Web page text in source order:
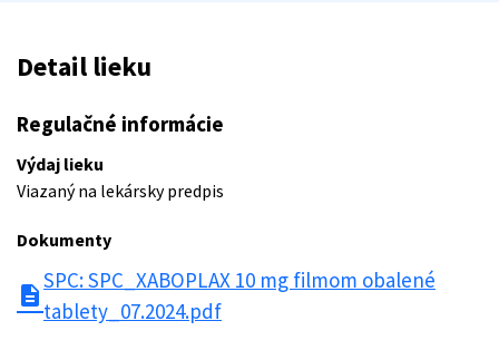
Detail lieku
Regulačné informácie
Výdaj lieku
Viazaný na lekársky predpis
Dokumenty
description
SPC: SPC_XABOPLAX 10 mg filmom obalené
tablety_07.2024.pdf